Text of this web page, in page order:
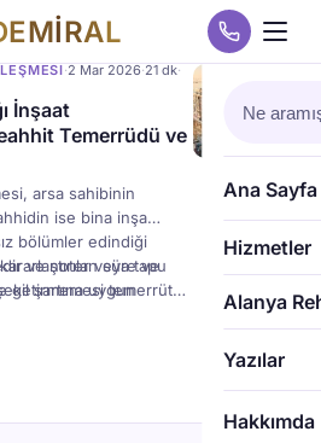
EMİRAL
Ana Sayfa
Hizmetler
Alanya
Yazılar
Hakkımda
·2 Mar 2026·21 dk·
İnşaat
Temerrüdü ve
arsa sahibinin
ise bina inşa
bölümler edindiği
ve noter veya tapu
şartına uygun
süre ve
getirmemesi temerrüt